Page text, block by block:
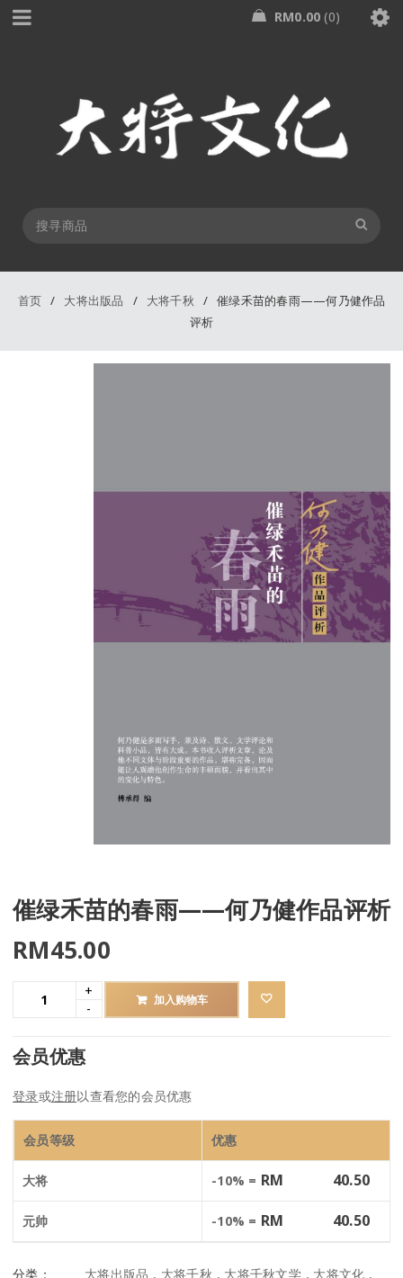
RM0.00 0
首页 / 大将出版品 / 大将千秋 / 催绿禾苗的春雨——何乃健作品
评析
催绿禾苗的春雨——何乃健作品评析
RM45.00
加入购物车
会员优惠
登录或注册以查看您的会员优惠
会员等级 优惠
大将 -10% = RM 40.50
元帅 -10% = RM 40.50
分类： 大将出版品 , 大将千秋 , 大将千秋文学 , 大将文化 ,